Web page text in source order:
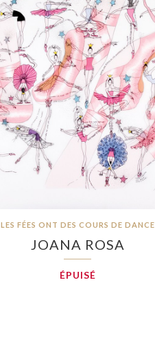
LES FÉES ONT DES COURS DE DANCE
JOANA ROSA
ÉPUISÉ